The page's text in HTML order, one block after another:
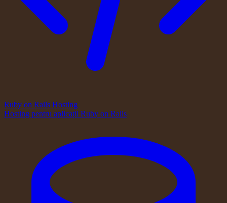
Ruby on Rails Hosting
Hosting pentru aplicații Ruby on Rails